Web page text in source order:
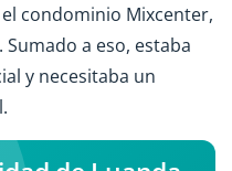
condominio Mixcenter,
a eso, estaba
y necesitaba un